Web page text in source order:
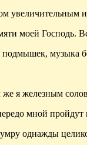
увеличительным
моей Господь.
подмышек, музыка
я железным
мной пройдут
умру однажды